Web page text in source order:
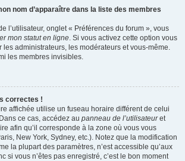
nom d’apparaître dans la liste des membres
l’utilisateur, onglet « Préférences du forum », vous
mon statut en ligne. Si vous activez cette option vous
les administrateurs, les modérateurs et vous-même.
les membres invisibles.
correctes !
affichée utilise un fuseau horaire différent de celui
ce cas, accédez au panneau de l’utilisateuret
afin qu’il corresponde à la zone où vous vous
New York, Sydney, etc.). Notez que la modification
la plupart des paramètres, n’est accessible qu’aux
si vous n’êtes pas enregistré, c’est le bon moment